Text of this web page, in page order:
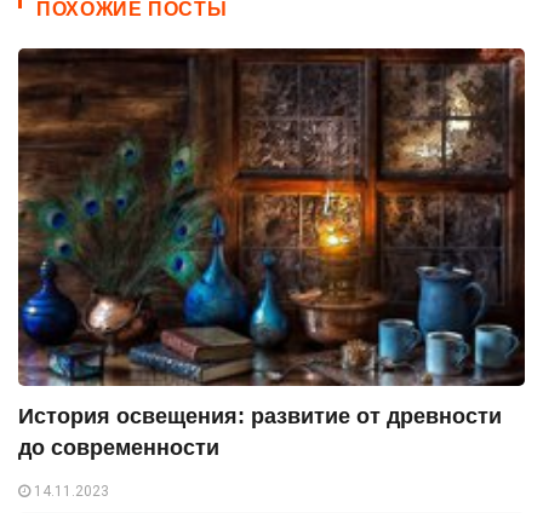
ПОХОЖИЕ ПОСТЫ
История освещения: развитие от древности
до современности
14.11.2023